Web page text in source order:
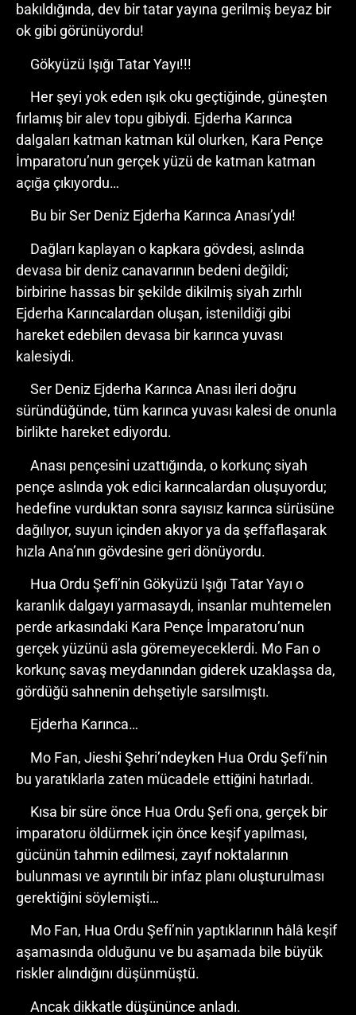
bakıldığında, dev bir tatar yayına gerilmiş beyaz bir
ok gibi görünüyordu!
Gökyüzü Işığı Tatar Yayı!!!
Her şeyi yok eden ışık oku geçtiğinde, güneşten
fırlamış bir alev topu gibiydi. Ejderha Karınca
dalgaları katman katman kül olurken, Kara Pençe
İmparatoru’nun gerçek yüzü de katman katman
açığa çıkıyordu…
Bu bir Ser Deniz Ejderha Karınca Anası’ydı!
Dağları kaplayan o kapkara gövdesi, aslında
devasa bir deniz canavarının bedeni değildi;
birbirine hassas bir şekilde dikilmiş siyah zırhlı
Ejderha Karıncalardan oluşan, istenildiği gibi
hareket edebilen devasa bir karınca yuvası
kalesiydi.
Ser Deniz Ejderha Karınca Anası ileri doğru
süründüğünde, tüm karınca yuvası kalesi de onunla
birlikte hareket ediyordu.
Anası pençesini uzattığında, o korkunç siyah
pençe aslında yok edici karıncalardan oluşuyordu;
hedefine vurduktan sonra sayısız karınca sürüsüne
dağılıyor, suyun içinden akıyor ya da şeffaflaşarak
hızla Ana’nın gövdesine geri dönüyordu.
Hua Ordu Şefi’nin Gökyüzü Işığı Tatar Yayı o
karanlık dalgayı yarmasaydı, insanlar muhtemelen
perde arkasındaki Kara Pençe İmparatoru’nun
gerçek yüzünü asla göremeyeceklerdi. Mo Fan o
korkunç savaş meydanından giderek uzaklaşsa da,
gördüğü sahnenin dehşetiyle sarsılmıştı.
Ejderha Karınca…
Mo Fan, Jieshi Şehri’ndeyken Hua Ordu Şefi’nin
bu yaratıklarla zaten mücadele ettiğini hatırladı.
Kısa bir süre önce Hua Ordu Şefi ona, gerçek bir
imparatoru öldürmek için önce keşif yapılması,
gücünün tahmin edilmesi, zayıf noktalarının
bulunması ve ayrıntılı bir infaz planı oluşturulması
gerektiğini söylemişti…
Mo Fan, Hua Ordu Şefi’nin yaptıklarının hâlâ keşif
aşamasında olduğunu ve bu aşamada bile büyük
riskler alındığını düşünmüştü.
Ancak dikkatle düşününce anladı.